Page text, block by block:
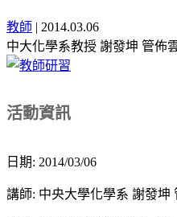
教師 | 2014.03.06
中大化學系教授 謝發坤 管佈
活動資訊
日期: 2014/03/06
講師: 中央大學化學系 謝發坤